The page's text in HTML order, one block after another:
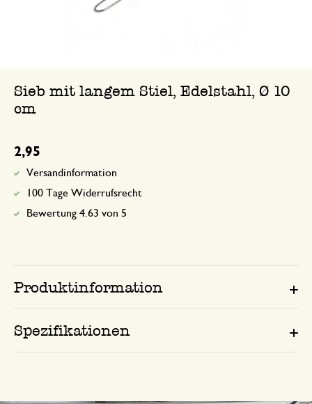
Sieb mit langem Stiel, Edelstahl, Ø 10
cm
2,95
Versandinformation
100 Tage Widerrufsrecht
Bewertung 4.63 von 5
Produktinformation
Spezifikationen